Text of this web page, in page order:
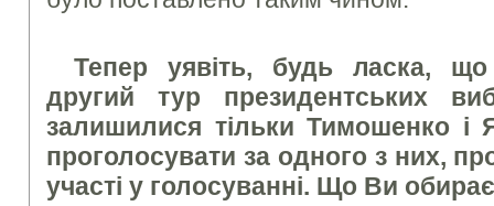
Тепер уявіть, будь ласка, що
другий тур президентських
залишилися тільки Тимошенко і
проголосувати за одного з них,
участі у голосуванні. Що Ви